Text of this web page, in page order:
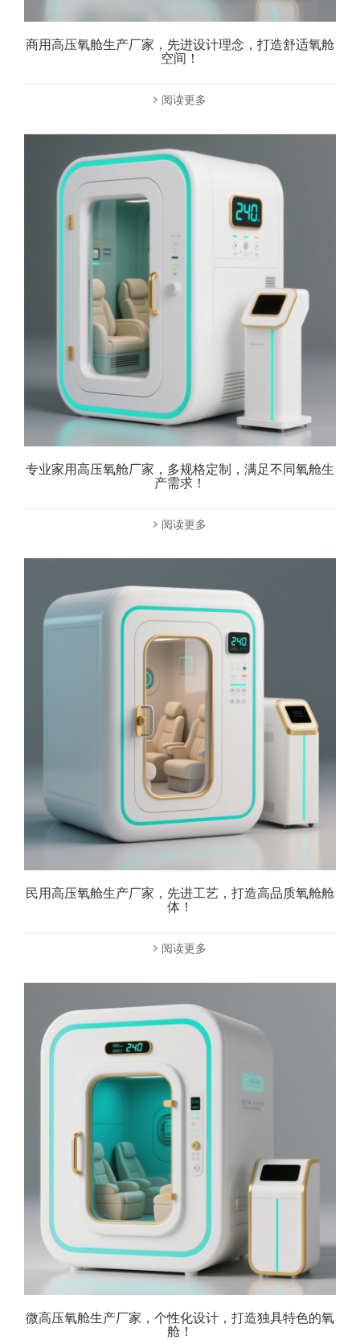
商用高压氧舱生产厂家，先进设计理念，打造舒适氧舱
空间！
阅读更多
专业家用高压氧舱厂家，多规格定制，满足不同氧舱生
产需求！
阅读更多
民用高压氧舱生产厂家，先进工艺，打造高品质氧舱舱
体！
阅读更多
微高压氧舱生产厂家，个性化设计，打造独具特色的氧
舱！